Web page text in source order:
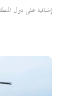
إضافية على دول